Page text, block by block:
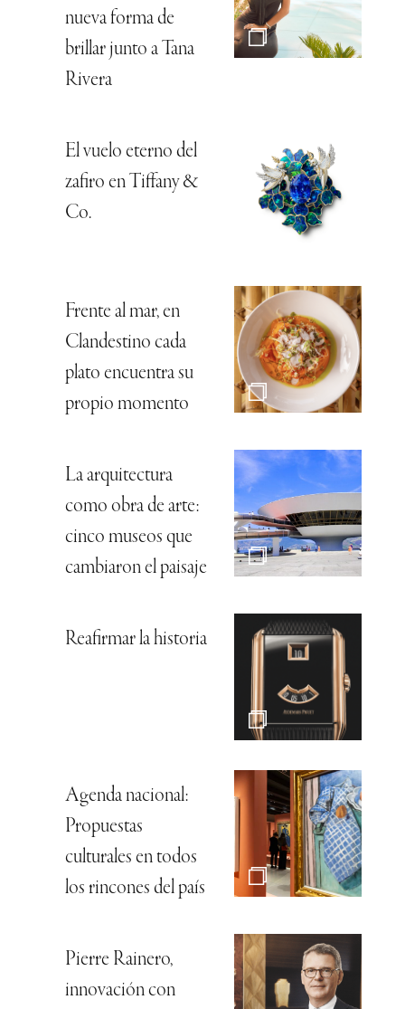
nueva forma de
brillar junto a Tana
Rivera
El vuelo eterno del
zafiro en Tiffany &
Co.
Frente al mar, en
Clandestino cada
plato encuentra su
propio momento
La arquitectura
como obra de arte:
cinco museos que
cambiaron el paisaje
Reafirmar la historia
Agenda nacional:
Propuestas
culturales en todos
los rincones del país
Pierre Rainero,
innovación con